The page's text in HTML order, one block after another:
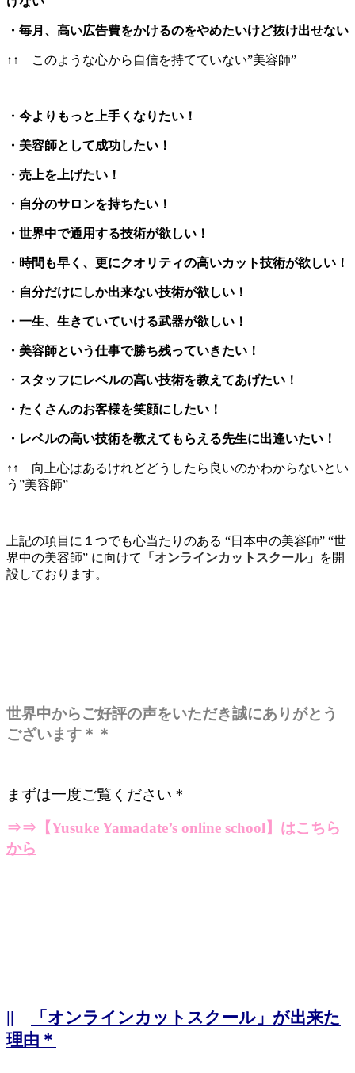
・毎月、高い広告費をかけるのをやめたいけど抜け出せない
↑↑ このような心から自信を持てていない”美容師”
・今よりもっと上手くなりたい！
・美容師として成功したい！
・売上を上げたい！
・自分のサロンを持ちたい！
・世界中で通用する技術が欲しい！
・時間も早く、更にクオリティの高いカット技術が欲しい！
・自分だけにしか出来ない技術が欲しい！
・一生、生きていていける武器が欲しい！
・美容師という仕事で勝ち残っていきたい！
・スタッフにレベルの高い技術を教えてあげたい！
・たくさんのお客様を笑顔にしたい！
・レベルの高い技術を教えてもらえる先生に出逢いたい！
↑↑ 向上心はあるけれどどうしたら良いのかわからないとい
う”美容師”
上記の項目に１つでも心当たりのある “日本中の美容師” “世
界中の美容師” に向けて
「オンラインカットスクール」
を開
設しております。
世界中からご好評の声をいただき誠にありがとう
ございます＊＊
まずは一度ご覧ください＊
⇒⇒ 【Yusuke Yamadate’s online school】はこちら
から
||
「オンラインカットスクール」が出来た
理由＊